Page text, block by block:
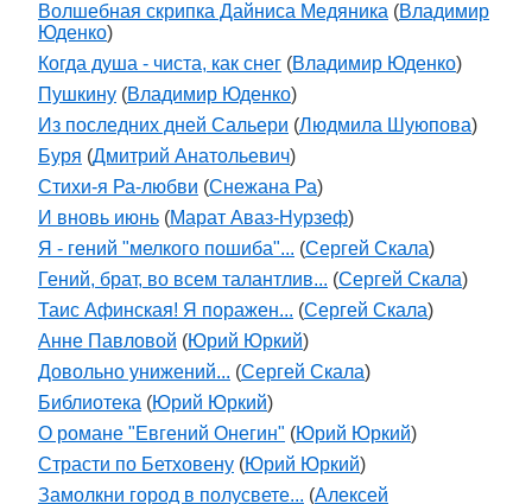
Волшебная скрипка Дайниса Медяника (Владимир
Юденко)
Когда душа - чиста, как снег (Владимир Юденко)
Пушкину (Владимир Юденко)
Из последних дней Сальери (Людмила Шуюпова)
Буря (Дмитрий Анатольевич)
Стихи-я Ра-любви (Снежана Ра)
И вновь июнь (Марат Аваз-Нурзеф)
Я - гений "мелкого пошиба"... (Сергей Скала)
Гений, брат, во всем талантлив... (Сергей Скала)
Таис Афинская! Я поражен... (Сергей Скала)
Анне Павловой (Юрий Юркий)
Довольно унижений... (Сергей Скала)
Библиотека (Юрий Юркий)
О романе "Евгений Онегин" (Юрий Юркий)
Страсти по Бетховену (Юрий Юркий)
Замолкни город в полусвете... (Алексей